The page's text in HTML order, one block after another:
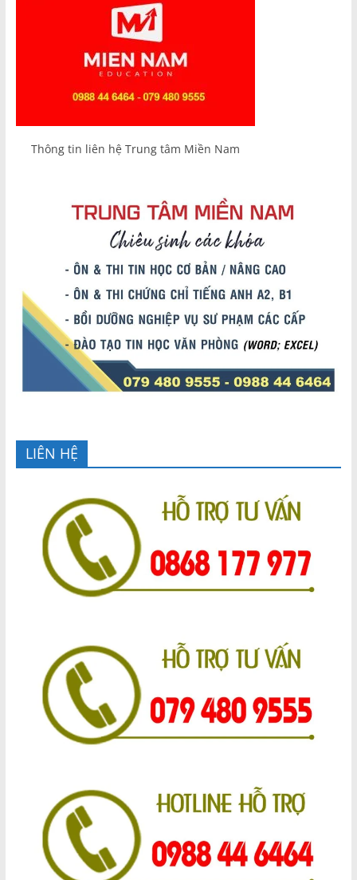
Thông tin liên hệ Trung tâm Miền Nam
LIÊN HỆ